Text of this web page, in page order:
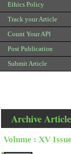
Ethics Policy
Track your Article
Count Your API
Post Publication
Submit Article
Archive
Volume : XV